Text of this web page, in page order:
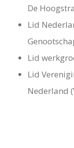
De
Lid
Lid
Lid
Nederland